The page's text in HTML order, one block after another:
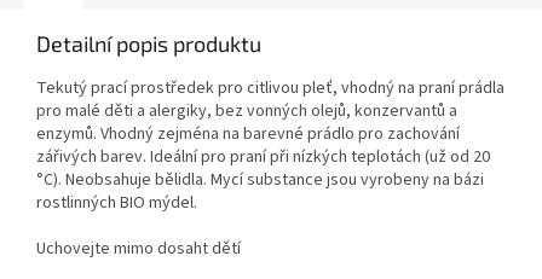
Detailní popis produktu
Tekutý prací prostředek pro citlivou pleť, vhodný na praní prádla
pro malé děti a alergiky, bez vonných olejů, konzervantů a
enzymů. Vhodný zejména na barevné prádlo pro zachování
zářivých barev. Ideální pro praní při nízkých teplotách (už od 20
°C). Neobsahuje bělidla. Mycí substance jsou vyrobeny na bázi
rostlinných BIO mýdel.
Uchovejte mimo dosaht dětí